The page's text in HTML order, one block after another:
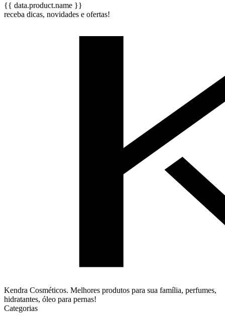
{{ data.product.name }}
receba dicas, novidades e ofertas!
Kendra Cosméticos. Melhores produtos para sua família, perfumes,
hidratantes, óleo para pernas!
Categorias